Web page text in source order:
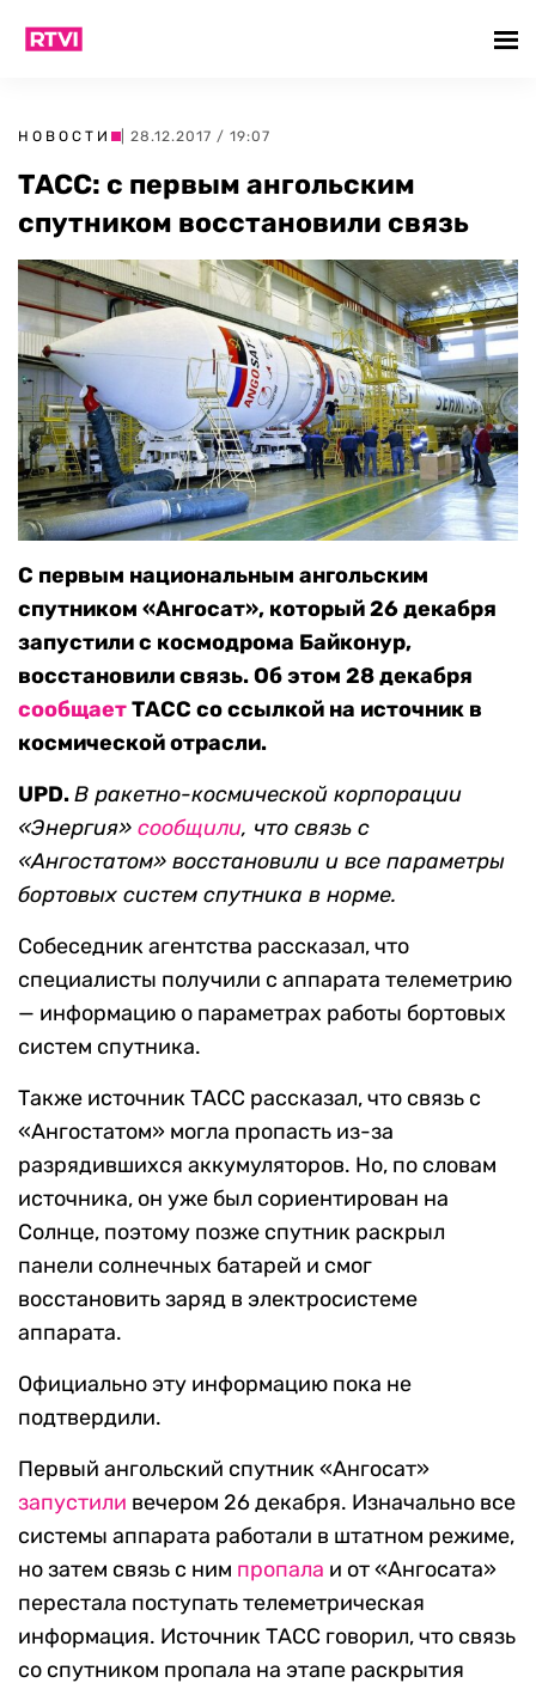
НОВОСТИ | 28.12.2017 / 19:07
ТАСС: с первым ангольским
спутником восстановили связь
С первым национальным ангольским
спутником «Ангосат», который 26 декабря
запустили с космодрома Байконур,
восстановили связь. Об этом 28 декабря
сообщаетТАСС со ссылкой на источник в
космической отрасли.
UPD.В ракетно-космической корпорации
«Энергия» сообщили, что связь с
«Ангостатом» восстановили и все параметры
бортовых систем спутника в норме.
Собеседник агентства рассказал, что
специалисты получили с аппарата телеметрию
— информацию о параметрах работы бортовых
систем спутника.
Также источник ТАСС рассказал, что связь с
«Ангостатом» могла пропасть из-за
разрядившихся аккумуляторов. Но, по словам
источника, он уже был сориентирован на
Солнце, поэтому позже спутник раскрыл
панели солнечных батарей и смог
восстановить заряд в электросистеме
аппарата.
Официально эту информацию пока не
подтвердили.
Первый ангольский спутник «Ангосат»
запустили вечером 26 декабря. Изначально все
системы аппарата работали в штатном режиме,
но затем связь с ним пропала и от «Ангосата»
перестала поступать телеметрическая
информация. Источник ТАСС говорил, что связь
со спутником пропала на этапе раскрытия